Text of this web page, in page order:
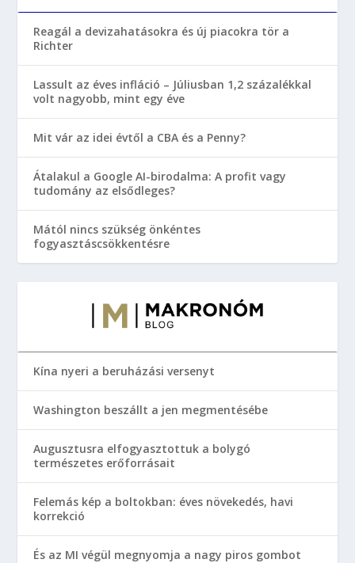
Reagál a devizahatásokra és új piacokra tör a
Richter
Lassult az éves infláció – Júliusban 1,2 százalékkal
volt nagyobb, mint egy éve
Mit vár az idei évtől a CBA és a Penny?
Átalakul a Google AI-birodalma: A profit vagy
tudomány az elsődleges?
Mától nincs szükség önkéntes
fogyasztáscsökkentésre
Kína nyeri a beruházási versenyt
Washington beszállt a jen megmentésébe
Augusztusra elfogyasztottuk a bolygó
természetes erőforrásait
Felemás kép a boltokban: éves növekedés, havi
korrekció
És az MI végül megnyomja a nagy piros gombot